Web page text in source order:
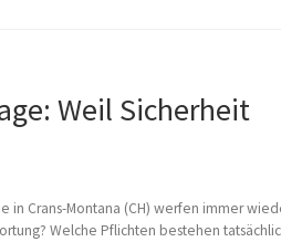
Weil Sicherheit
in Crans-Montana (CH) werfen immer
Welche Pflichten bestehen